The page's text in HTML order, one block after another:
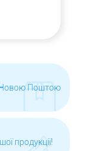
Поштою
продукції!